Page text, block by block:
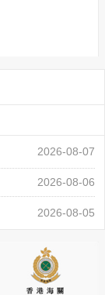
2026-08-07
2026-08-06
2026-08-05